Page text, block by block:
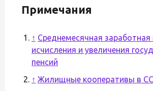
Примечания
↑ Среднемесячная
исчисления и увеличения
пенсий
↑ Жилищные кооперативы в